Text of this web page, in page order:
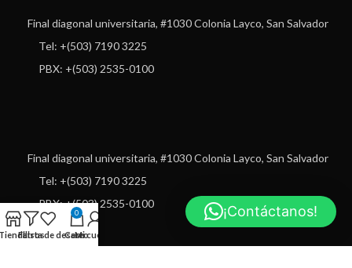
Final diagonal universitaria, #1030 Colonia Layco, San Salvador
Tel: +(503) 7190 3225
PBX: +(503) 2535-0100
Final diagonal universitaria, #1030 Colonia Layco, San Salvador
Tel: +(503) 7190 3225
PBX: +(503) 2535-0100
Filtros
Lista de deseos
0
Carro
Mi cuenta
¡Contáctanos!